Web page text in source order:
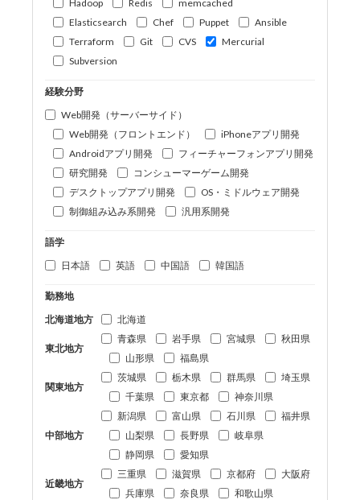
Hadoop
Redis
memcached
Elasticsearch
Chef Puppet
Ansible
Terraform
Git CVS
Mercurial
Subversion
経験分野
Web開発（サーバーサイド）
Web開発（フロントエンド）
iPhoneアプリ開発
Androidアプリ開発
フィーチャーフォンアプリ開発
研究開発
コンシューマーゲーム開発
デスクトップアプリ開発
OS・ミドルウェア開発
制御組み込み系開発
汎用系開発
語学
日本語
英語 中国語 韓国語
勤務地
北海道地方
北海道
東北地方
青森県 岩手県 宮城県
秋田県
山形県
福島県
関東地方
茨城県 栃木県 群馬県
埼玉県
千葉県
東京都 神奈川県
中部地方
新潟県 富山県 石川県
福井県
山梨県
長野県
岐阜県
静岡県
愛知県
近畿地方
三重県 滋賀県 京都府
大阪府
兵庫県
奈良県 和歌山県